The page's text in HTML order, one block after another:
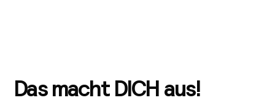
Das macht DICH aus!